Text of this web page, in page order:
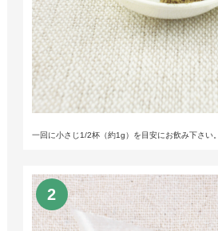
一回に小さじ1/2杯（約1g）を目安にお飲み下さい。